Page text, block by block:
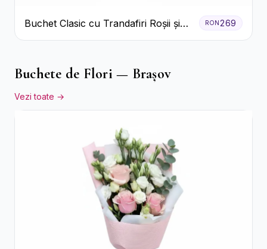
Buchet Clasic cu Trandafiri Roșii și
Crizanteme Albe
RON269
Buchete de Flori — Brașov
Vezi toate →